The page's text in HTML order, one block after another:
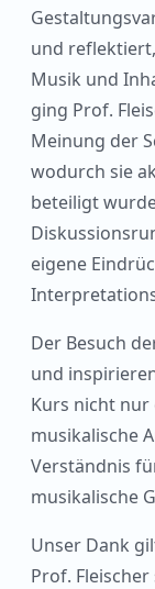
und
Musik und
ging Prof.
Meinung der
wodurch sie
beteiligt
eigene
Der Besuch
und
Kurs nicht nur
musikalische
Verständnis
musikalische
Unser Dank
Prof.